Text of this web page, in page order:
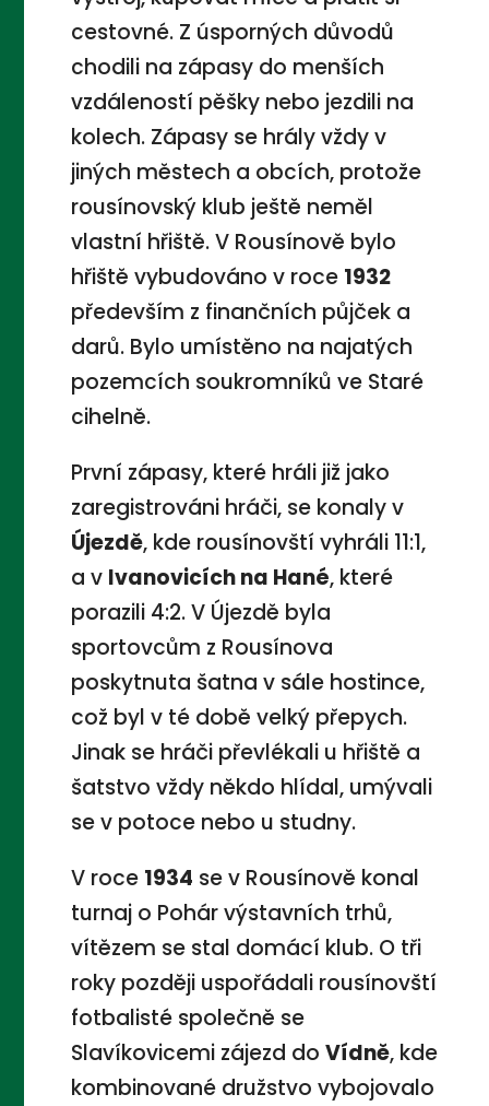
cestovné. Z úsporných důvodů
chodili na zápasy do menších
vzdáleností pěšky nebo jezdili na
kolech. Zápasy se hrály vždy v
jiných městech a obcích, protože
rousínovský klub ještě neměl
vlastní hřiště. V Rousínově bylo
hřiště vybudováno v roce 1932
především z finančních půjček a
darů. Bylo umístěno na najatých
pozemcích soukromníků ve Staré
cihelně.
První zápasy, které hráli již jako
zaregistrováni hráči, se konaly v
Újezdě, kde rousínovští vyhráli 11:1,
a v Ivanovicích na Hané, které
porazili 4:2. V Újezdě byla
sportovcům z Rousínova
poskytnuta šatna v sále hostince,
což byl v té době velký přepych.
Jinak se hráči převlékali u hřiště a
šatstvo vždy někdo hlídal, umývali
se v potoce nebo u studny.
V roce 1934 se v Rousínově konal
turnaj o Pohár výstavních trhů,
vítězem se stal domácí klub. O tři
roky později uspořádali rousínovští
fotbalisté společně se
Slavíkovicemi zájezd do Vídně, kde
kombinované družstvo vybojovalo